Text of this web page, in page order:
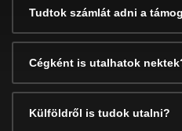
Tudtok számlát adni a
Cégként is utalhatok
Külföldről is tudok utalni?